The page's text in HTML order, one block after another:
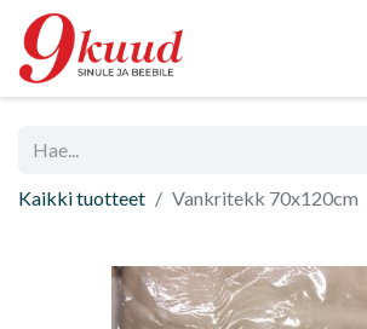
Kaikki tuotteet Vankritekk 70x120cm